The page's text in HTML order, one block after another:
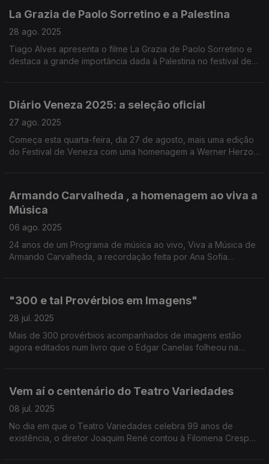
La Grazia de Paolo Sorretino e a Palestina
28 ago. 2025
Tiago Alves apresenta o filme La Grazia de Paolo Sorretino e
destaca a grande importância dada à Palestina no festival de
Diário Veneza 2025: a seleção oficial
27 ago. 2025
Começa esta quarta-feira, dia 27 de agosto, mais uma edição
do Festival de Veneza com uma homenagem a Werner Herzog
Armando Carvalheda , a homenagem ao viva a
Música
06 ago. 2025
24 anos de um Programa de música ao vivo, Viva a Música de
Armando Carvalheda, a recordação feita por Ana Sofia
"300 e tal Provérbios em Imagens"
28 jul. 2025
Mais de 300 provérbios acompanhados de imagens estão
agora editados num livro que o Edgar Canelas folheou na
Vem aí o centenário do Teatro Variedades
08 jul. 2025
No dia em que o Teatro Variedades celebra 99 anos de
existência, o diretor Joaquim René contou à Filomena Crespo